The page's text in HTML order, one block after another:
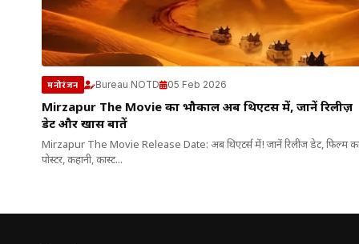
मनोरंजन Bureau NOTD 05 Feb 2026
Mirzapur The Movie का भौकाल अब थिएटर्स में, जानें रिलीज़
डेट और खास बातें
Mirzapur The Movie Release Date: अब थिएटर्स में! जानें रिलीज डेट, फिल्म
पोस्टर, कहानी, कास्ट...